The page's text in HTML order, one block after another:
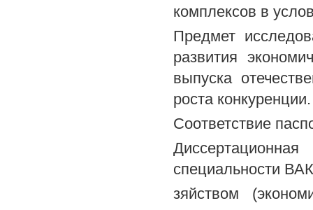
комплексов в
Предмет
развития
выпуска
роста конкуренции.
Соответствие
специальности
зяйством